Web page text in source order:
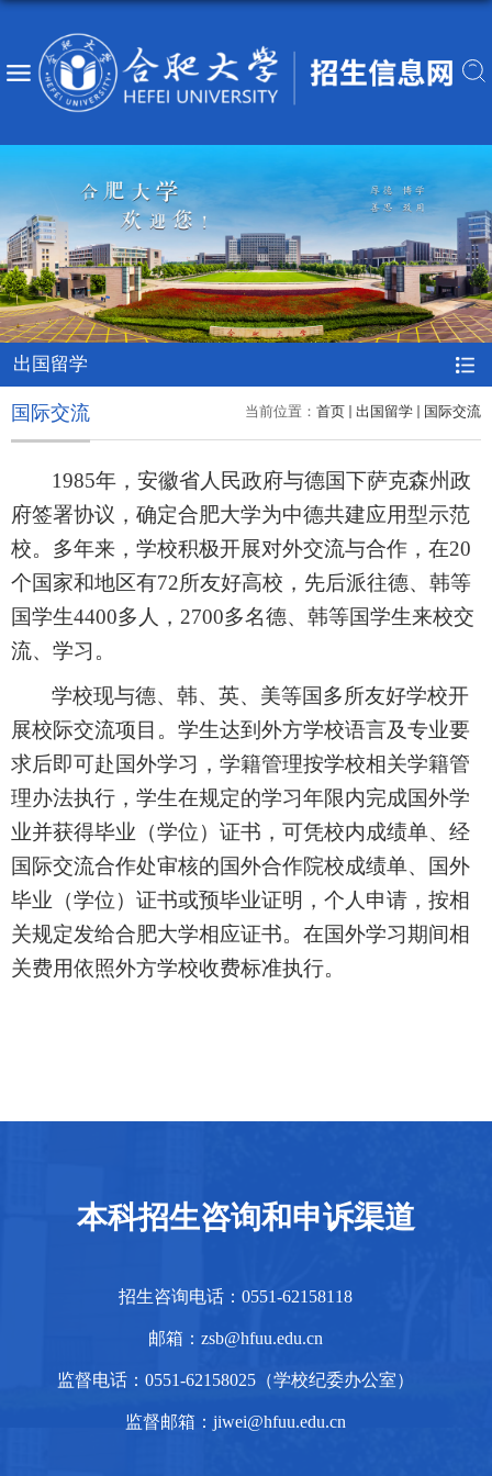
出国留学
当前位置： 首页 出国留学 国际交流
国际交流
1985年，安徽省人民政府与德国下萨克森州政
府签署协议，确定合肥大学为中德共建应用型示范
校。多年来，学校积极开展对外交流与合作，在20
个国家和地区有72所友好高校，先后派往德、韩等
国学生4400多人， 2700多名德、韩等国学生来校交
流、学习。
学校现与德、韩、英、美等国多所友好学校开
展校际交流项目。学生达到外方学校语言及专业要
求后即可赴国外学习，学籍管理按学校相关学籍管
理办法执行，学生在规定的学习年限内完成国外学
业并获得毕业（学位）证书，可凭校内成绩单、经
国际交流合作处审核的国外合作院校成绩单、国外
毕业（学位）证书或预毕业证明，个人申请，按相
关规定发给合肥大学相应证书。在国外学习期间相
关费用依照外方学校收费标准执行。
本科招生咨询和申诉渠道
招生咨询电话：0551-62158118
邮箱：zsb@hfuu.edu.cn
监督电话：0551-62158025（学校纪委办公室）
监督邮箱：jiwei@hfuu.edu.cn